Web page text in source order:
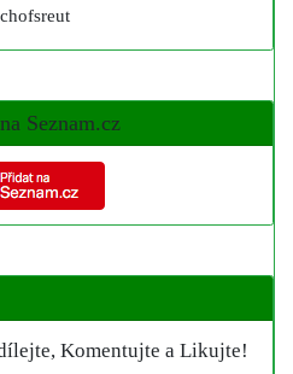
Seznam.cz
Komentujte a Likujte!